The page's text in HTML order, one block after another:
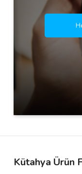
Kütahya Ürün